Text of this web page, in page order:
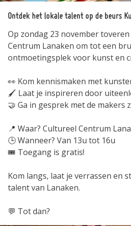
Ontdek het lokale talent op de beurs
Op zondag 23 november
Centrum Lanaken om tot een
ontmoetingsplek voor kunst en
👀 Kom kennismaken met
🖌️ Laat je inspireren door
🤝 Ga in gesprek met de makers
📍 Waar? Cultureel Centrum
🕒 Wanneer? Van 13u tot 16u
🎟️ Toegang is gratis!
Kom langs, laat je verrassen en
talent van Lanaken.
💬 Tot dan?